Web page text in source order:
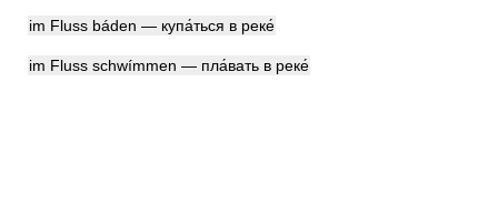
im Fluss báden — купа́ться в реке́
im Fluss schwímmen — пла́вать в реке́